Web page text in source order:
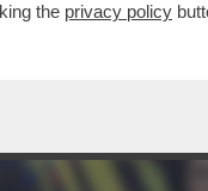
the privacy policy